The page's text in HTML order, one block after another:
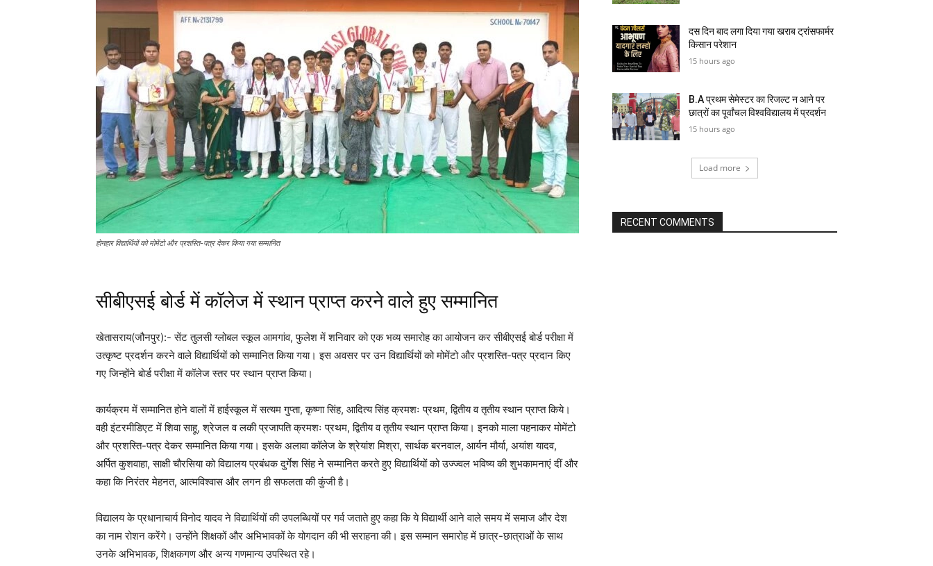
होनहार विद्यार्थियों को मोमेंटो और प्रशस्ति-पत्र देकर किया गया सम्मानित
सीबीएसई बोर्ड में कॉलेज में स्थान प्राप्त करने वाले हुए सम्मानित
खेतासराय(जौनपुर):- सेंट तुलसी ग्लोबल स्कूल आमगांव, फुलेश में शनिवार को एक भव्य समारोह का आयोजन कर सीबीएसई बोर्ड परीक्षा में
उत्कृष्ट प्रदर्शन करने वाले विद्यार्थियों को सम्मानित किया गया। इस अवसर पर उन विद्यार्थियों को मोमेंटो और प्रशस्ति-पत्र प्रदान किए
गए जिन्होंने बोर्ड परीक्षा में कॉलेज स्तर पर स्थान प्राप्त किया।
कार्यक्रम में सम्मानित होने वालों में हाईस्कूल में सत्यम गुप्ता, कृष्णा सिंह, आदित्य सिंह क्रमशः प्रथम, द्वितीय व तृतीय स्थान प्राप्त किये।
वही इंटरमीडिएट में शिवा साहू, श्रेजल व लकी प्रजापति क्रमशः प्रथम, द्वितीय व तृतीय स्थान प्राप्त किया। इनको माला पहनाकर मोमेंटो
और प्रशस्ति-पत्र देकर सम्मानित किया गया। इसके अलावा कॉलेज के श्रेयांश मिश्रा, सार्थक बरनवाल, आर्यन मौर्या, अयांश यादव,
अर्पित कुशवाहा, साक्षी चौरसिया को विद्यालय प्रबंधक दुर्गेश सिंह ने सम्मानित करते हुए विद्यार्थियों को उज्ज्वल भविष्य की शुभकामनाएं दीं और
कहा कि निरंतर मेहनत, आत्मविश्वास और लगन ही सफलता की कुंजी है।
विद्यालय के प्रधानाचार्य विनोद यादव ने विद्यार्थियों की उपलब्धियों पर गर्व जताते हुए कहा कि ये विद्यार्थी आने वाले समय में समाज और देश
का नाम रोशन करेंगे। उन्होंने शिक्षकों और अभिभावकों के योगदान की भी सराहना की। इस सम्मान समारोह में छात्र-छात्राओं के साथ
उनके अभिभावक, शिक्षकगण और अन्य गणमान्य उपस्थित रहे।
दस दिन बाद लगा दिया गया खराब ट्रांसफार्मर
किसान परेशान
15 hours ago
B.A प्रथम सेमेस्टर का रिजल्ट न आने पर
छात्रों का पूर्वांचल विश्वविद्यालय में प्रदर्शन
15 hours ago
Load more
RECENT COMMENTS